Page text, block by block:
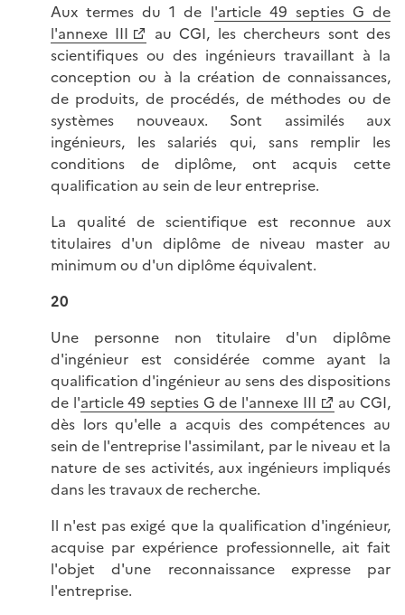
Aux termes du 1 de l'article 49 septies G de
l'annexe III
au CGI, les chercheurs sont des
scientifiques ou des ingénieurs travaillant à la
conception ou à la création de connaissances,
de produits, de procédés, de méthodes ou de
systèmes nouveaux. Sont assimilés aux
ingénieurs, les salariés qui, sans remplir les
conditions de diplôme, ont acquis cette
qualification au sein de leur entreprise.
La qualité de scientifique est reconnue aux
titulaires d'un diplôme de niveau master au
minimum ou d'un diplôme équivalent.
20
Une personne non titulaire d'un diplôme
d'ingénieur est considérée comme ayant la
qualification d'ingénieur au sens des dispositions
de l'article 49 septies G de l'annexe III
au CGI,
dès lors qu'elle a acquis des compétences au
sein de l'entreprise l'assimilant, par le niveau et la
nature de ses activités, aux ingénieurs impliqués
dans les travaux de recherche.
Il n'est pas exigé que la qualification d'ingénieur,
acquise par expérience professionnelle, ait fait
l'objet d'une reconnaissance expresse par
l'entreprise.